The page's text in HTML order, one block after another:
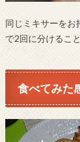
同じミキサーをお
で2回に分けるこ
食べてみた